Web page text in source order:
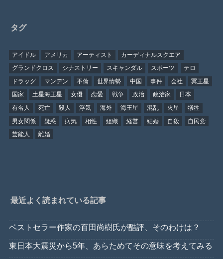
タグ
アイドル アメリカ アーティスト
カーディナルスクエア
グランドクロス
シナストリー スキャンダル スポーツ
テロ
ドラッグ
マンデン 不倫 世界情勢 中国 事件 会社
冥王星
国家
土星海王星 女優 恋愛 戦争 政治 政治家
日本
有名人
死亡 殺人 浮気 海外 海王星 混乱 火星
犠牲
男女関係
疑惑 病気 相性 組織 経営 結婚 自殺
自民党
芸能人
離婚
最近よく読まれている記事
ベストセラー作家の百田尚樹氏が酷評、そのわけは？
東日本大震災から5年、あらためてその意味を考えてみる